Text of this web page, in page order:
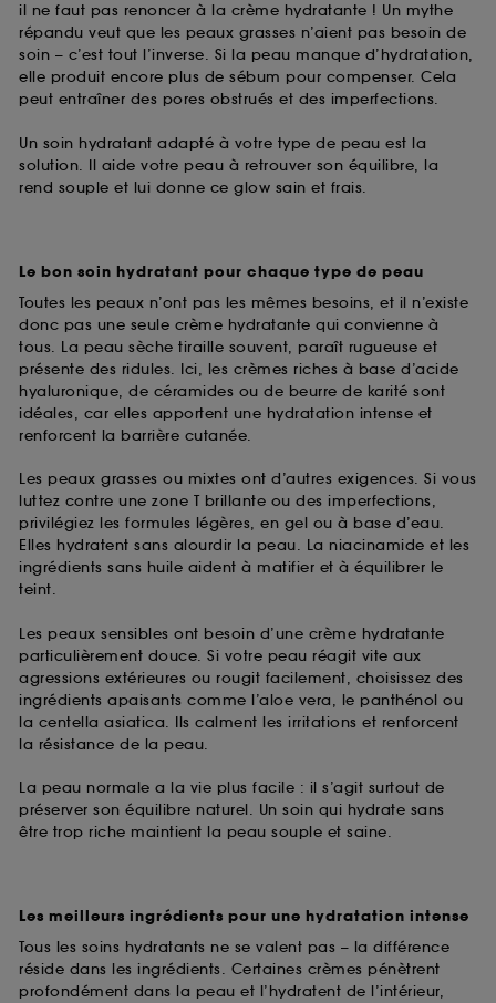
il ne faut pas renoncer à la crème hydratante ! Un mythe
répandu veut que les peaux grasses n’aient pas besoin de
soin – c’est tout l’inverse. Si la peau manque d’hydratation,
elle produit encore plus de sébum pour compenser. Cela
peut entraîner des pores obstrués et des imperfections.
Un soin hydratant adapté à votre type de peau est la
solution. Il aide votre peau à retrouver son équilibre, la
rend souple et lui donne ce glow sain et frais.
Le bon soin hydratant pour chaque type de peau
Toutes les peaux n’ont pas les mêmes besoins, et il n’existe
donc pas une seule crème hydratante qui convienne à
tous. La peau sèche tiraille souvent, paraît rugueuse et
présente des ridules. Ici, les crèmes riches à base d’acide
hyaluronique, de céramides ou de beurre de karité sont
idéales, car elles apportent une hydratation intense et
renforcent la barrière cutanée.
Les peaux grasses ou mixtes ont d’autres exigences. Si vous
luttez contre une zone T brillante ou des imperfections,
privilégiez les formules légères, en gel ou à base d’eau.
Elles hydratent sans alourdir la peau. La niacinamide et les
ingrédients sans huile aident à matifier et à équilibrer le
teint.
Les peaux sensibles ont besoin d’une crème hydratante
particulièrement douce. Si votre peau réagit vite aux
agressions extérieures ou rougit facilement, choisissez des
ingrédients apaisants comme l’aloe vera, le panthénol ou
la centella asiatica. Ils calment les irritations et renforcent
la résistance de la peau.
La peau normale a la vie plus facile : il s’agit surtout de
préserver son équilibre naturel. Un soin qui hydrate sans
être trop riche maintient la peau souple et saine.
Les meilleurs ingrédients pour une hydratation intense
Tous les soins hydratants ne se valent pas – la différence
réside dans les ingrédients. Certaines crèmes pénètrent
profondément dans la peau et l’hydratent de l’intérieur,